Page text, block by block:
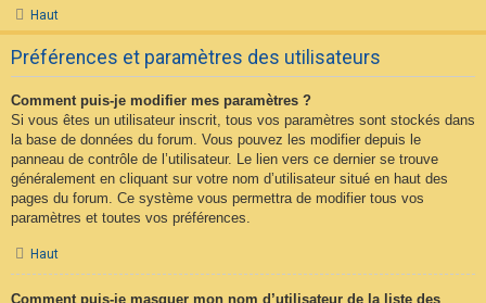
Haut
Préférences et paramètres des utilisateurs
Comment puis-je modifier mes paramètres ?
Si vous êtes un utilisateur inscrit, tous vos paramètres sont stockés dans
la base de données du forum. Vous pouvez les modifier depuis le
panneau de contrôle de l’utilisateur. Le lien vers ce dernier se trouve
généralement en cliquant sur votre nom d’utilisateur situé en haut des
pages du forum. Ce système vous permettra de modifier tous vos
paramètres et toutes vos préférences.
Haut
Comment puis-je masquer mon nom d’utilisateur de la liste des